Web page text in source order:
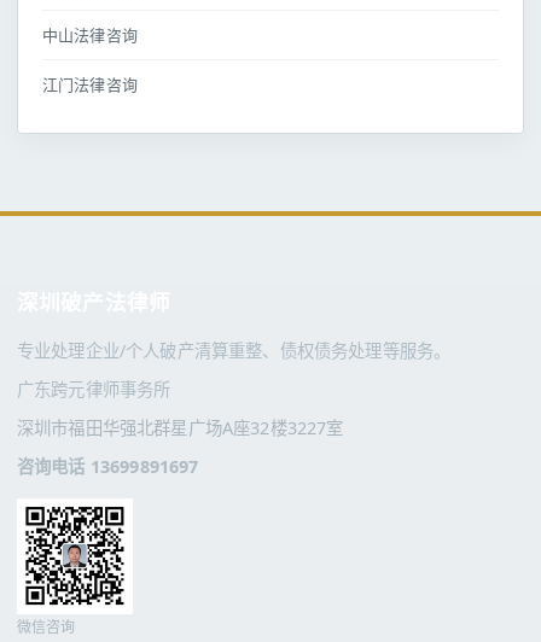
中山法律咨询
江门法律咨询
专业处理企业/个人破产清算重整、债权债务处理等服务。
广东跨元律师事务所
深圳市福田华强北群星广场A座32楼3227室
咨询电话 13699891697
微信咨询